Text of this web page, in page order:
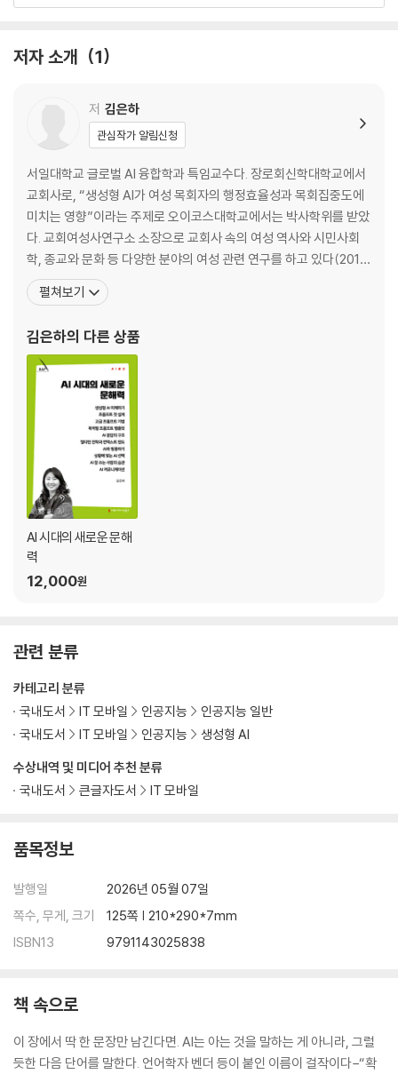
저자 소개 1
저 김은하
관심작가 알림신청
서일대학교 글로벌 AI 융합학과 특임교수다. 장로회신학대학교에서
교회사로, “생성형 AI가 여성 목회자의 행정효율성과 목회집중도에
미치는 영향”이라는 주제로 오이코스대학교에서는 박사학위를 받았
다. 교회여성사연구소 소장으로 교회사 속의 여성 역사와 시민사회
학, 종교와 문화 등 다양한 분야의 여성 관련 연구를 하고 있다(2018
∼현재). 주요 저서로 《생명 문명 시대를 연 20세기 기독여성 지도
자》(2022), 《청소년의 마음을 키우는 인문학 선물》(2024), 《AI 교
nd Transformati
펼쳐보기
김은하의 다른 상품
AI 시대의 새로운 문해
력
12,000원
관련 분류
수상내역 및 미디어 추천 분류
국내도서
큰글자도서 IT 모바일
카테고리 분류
국내도서
IT 모바일 인공지능
인공지능 일반
국내도서
IT 모바일 인공지능 생성형 AI
품목정보
발행일
2026년 05월 07일
쪽수, 무게, 크기
125쪽 | 210*290*7mm
ISBN13
9791143025838
책 속으로
이 장에서 딱 한 문장만 남긴다면. AI는 아는 것을 말하는 게 아니라, 그럴
듯한 다음 단어를 말한다. 언어학자 벤더 등이 붙인 이름이 걸작이다−“확